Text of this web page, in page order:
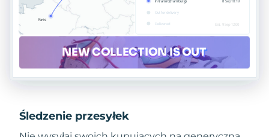
Śledzenie przesyłek